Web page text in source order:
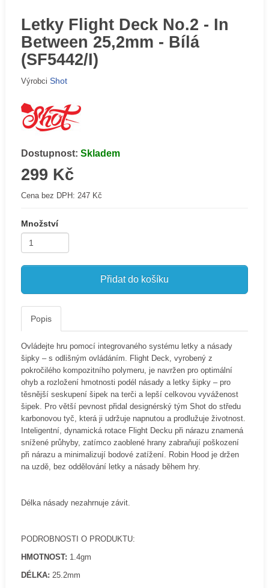
Letky Flight Deck No.2 - In
Between 25,2mm - Bílá
(SF5442/I)
Výrobci Shot
Dostupnost: Skladem
299 Kč
Cena bez DPH: 247 Kč
Množství
Přidat do košíku
Popis
Ovládejte hru pomocí integrovaného systému letky a násady
šipky – s odlišným ovládáním. Flight Deck, vyrobený z
pokročilého kompozitního polymeru, je navržen pro optimální
ohyb a rozložení hmotnosti podél násady a letky šipky – pro
těsnější seskupení šipek na terči a lepší celkovou vyváženost
šipek. Pro větší pevnost přidal designérský tým Shot do středu
karbonovou tyč, která ji udržuje napnutou a prodlužuje životnost.
Inteligentní, dynamická rotace Flight Decku při nárazu znamená
snížené průhyby, zatímco zaoblené hrany zabraňují poškození
při nárazu a minimalizují bodové zatížení. Robin Hood je držen
na uzdě, bez oddělování letky a násady během hry.
Délka násady nezahrnuje závit.
PODROBNOSTI O PRODUKTU:
HMOTNOST:1.4gm
DÉLKA: 25.2mm